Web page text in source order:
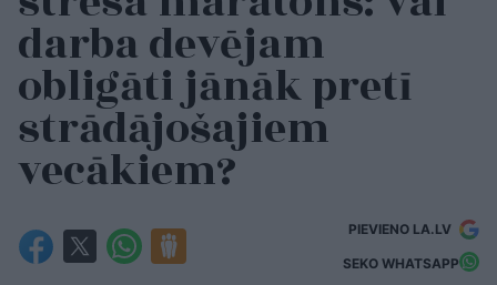
darba devējam
obligāti jānāk pretī
strādājošajiem
vecākiem?
PIEVIENO LA.LV
SEKO WHATSAPP